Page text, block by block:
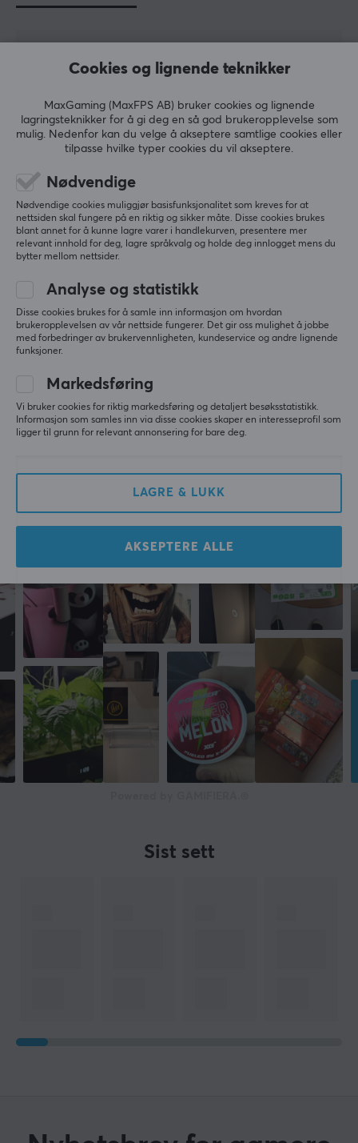
4.0
Basert på 1 vurdering
4
2
0%
1
0%
Relevans
Alle anmeldelser
Annelise J
Verifisert kjøper
Epic Scout
Ikke 100 prosent varm kaffe. Men det kan være at
det er litt vrient å finne en kopp som leder mest
Uansett er det slutt på kald kaffe👍
MaxCustom USB Cup Heater - Svart - Koppvarmer
last yr.
0 likes
Mer fra vårt fellesskap
Sist sett
Cookies og lignende teknikker
MaxGaming (MaxFPS AB) bruker cookies og lignende
lagringsteknikker for å gi deg en så god brukeropplevelse som
mulig. Nedenfor kan du velge å akseptere samtlige cookies eller
tilpasse hvilke typer cookies du vil akseptere.
Nødvendige
Nødvendige cookies muliggjør basisfunksjonalitet som kreves for at
nettsiden skal fungere på en riktig og sikker måte. Disse cookies brukes
blant annet for å kunne lagre varer i handlekurven, presentere mer
relevant innhold for deg, lagre språkvalg og holde deg innlogget mens du
bytter mellom nettsider.
Analyse og statistikk
Disse cookies brukes for å samle inn informasjon om hvordan
brukeropplevelsen av vår nettside fungerer. Det gir oss mulighet å jobbe
med forbedringer av brukervennligheten, kundeservice og andre lignende
funksjoner.
Markedsføring
Vi bruker cookies for riktig markedsføring og detaljert besøksstatistikk.
Informasjon som samles inn via disse cookies skaper en interesseprofil som
ligger til grunn for relevant annonsering for bare deg.
LAGRE & LUKK
AKSEPTERE ALLE